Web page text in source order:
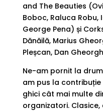
and The Beauties
Boboc, Raluca
George Pena) și
Dănăilă, Marius
Pleșcan, Dan
Ne-am pornit la
am pus la
ghici cât mai multe
organizatori.